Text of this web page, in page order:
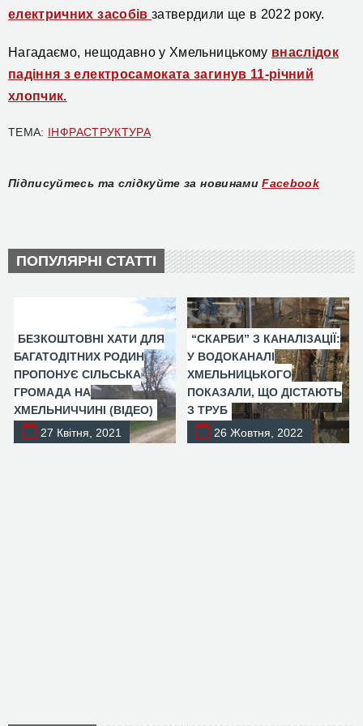
електричних засобівзатвердили ще в 2022 року.
Нагадаємо, нещодавно у Хмельницькому внаслідок
падіння з електросамоката загинув 11-річний
хлопчик.
ТЕМА: ІНФРАСТРУКТУРА
Підписуйтесь та слідкуйте за новинами Facebook
ПОПУЛЯРНІ СТАТТІ
БЕЗКОШТОВНІ ХАТИ ДЛЯ
БАГАТОДІТНИХ РОДИН
ПРОПОНУЄ СІЛЬСЬКА
ГРОМАДА НА
ХМЕЛЬНИЧЧИНІ (ВІДЕО)
27 Квітня, 2021
“СКАРБИ” З КАНАЛІЗАЦІЇ:
У ВОДОКАНАЛІ
ХМЕЛЬНИЦЬКОГО
ПОКАЗАЛИ, ЩО ДІСТАЮТЬ
З ТРУБ
26 Жовтня, 2022